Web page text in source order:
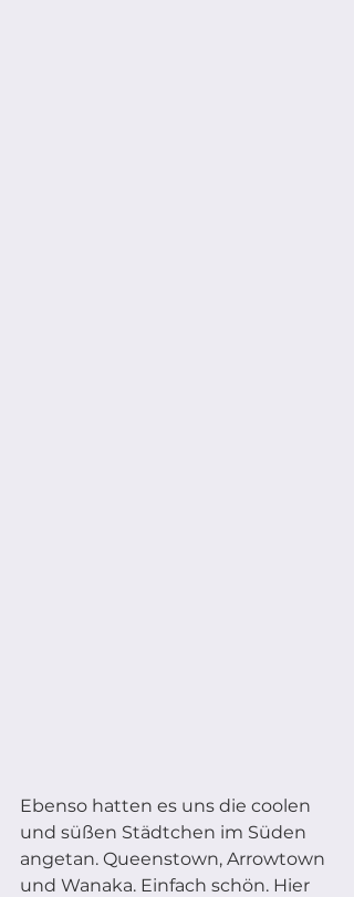
Ebenso hatten es uns die coolen
und süßen Städtchen im Süden
angetan. Queenstown, Arrowtown
und Wanaka. Einfach schön. Hier